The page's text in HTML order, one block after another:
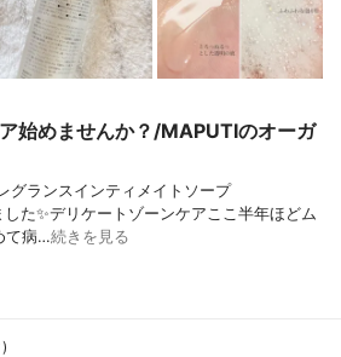
始めませんか？/MAPUTIのオーガ
グランスインティメイトソープ
た✨デリケートゾーンケアここ半年ほどム
て病…続きを見る